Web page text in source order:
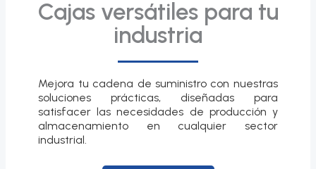
Cajas versátiles para tu
industria
Mejora tu cadena de suministro con nuestras
soluciones prácticas, diseñadas para
satisfacer las necesidades de producción y
almacenamiento en cualquier sector
industrial.